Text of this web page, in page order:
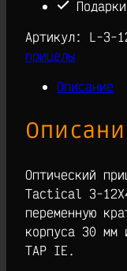
12X44
Артикул: L-3-
прицелы
Описание
Оптический
Tactical 3-
переменную
корпуса 30 мм
TAP IE.